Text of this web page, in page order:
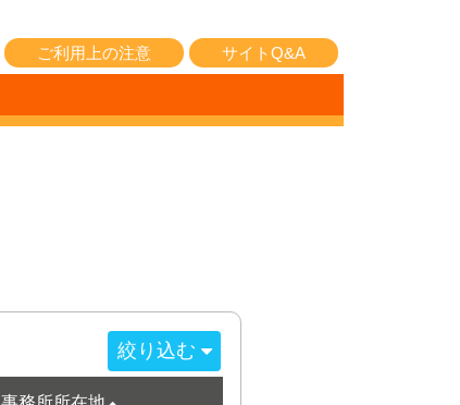
ご利用上の注意 サイトQ&A
絞り込む